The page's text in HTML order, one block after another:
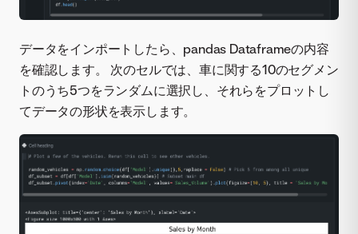
データをインポートしたら、pandas Dataframeの内容
を確認します。 次のセルでは、車に関する10のセグメン
トのうち5つをランダムに選択し、それらをプロットし
てデータの形状を表示します。